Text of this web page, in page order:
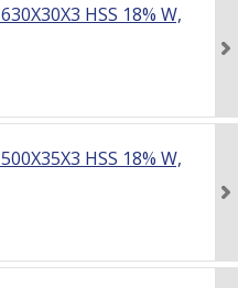
HSS 18% W,
HSS 18% W,